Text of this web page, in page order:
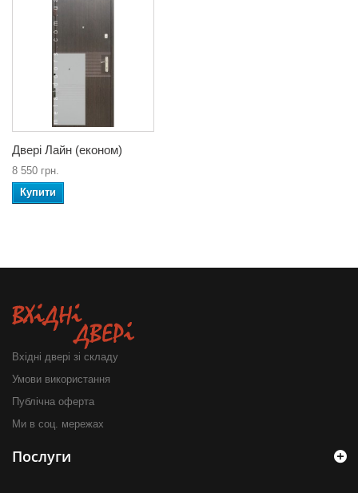
Двері Лайн (економ)
8 550 грн.
Купити
Вхідні двері зі складу
Умови використання
Публічна оферта
Ми в соц. мережах
Послуги